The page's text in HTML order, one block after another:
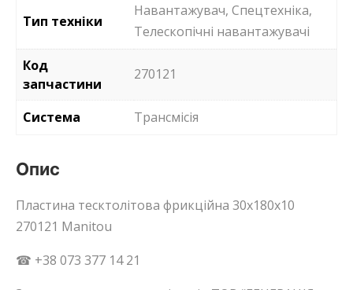
Тип техніки
Навантажувач, Спецтехніка,
Телескопічні навантажувачі
Код
запчастини
270121
Система Трансмісія
Опис
Пластина тесктолітова фрикційна 30x180x10
270121 Manitou
☎ +38 073 377 14 21